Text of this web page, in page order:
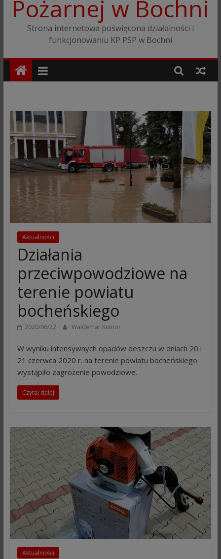
Pożarnej w Bochni
Strona internetowa poświęcona działalności i
funkcjonowaniu KP PSP w Bochni
Aktualności
Działania
przeciwpowodziowe na
terenie powiatu
bocheńskiego
2020/06/22 Waldemar Kumor
W wyniku intensywnych opadów deszczu w dniach 20 i
21 czerwca 2020 r. na terenie powiatu bocheńskiego
wystąpiło zagrożenie powodziowe.
Czytaj dalej
Aktualności